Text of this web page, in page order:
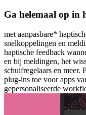
Ga helemaal op in
met aanpasbare*
snelkoppelingen en
haptische feedback
en bij meldingen, het
schuifregelaars en meer.
plug-ins toe voor apps
gepersonaliseerde